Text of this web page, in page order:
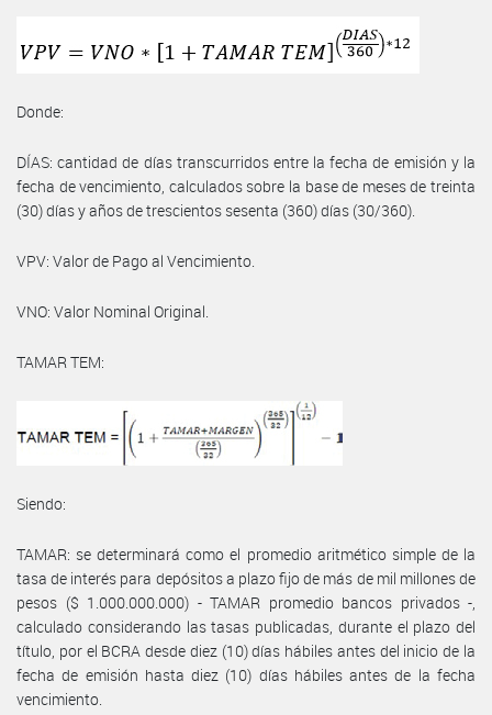
Donde:
DÍAS: cantidad de días transcurridos entre la fecha de emisión y la
fecha de vencimiento, calculados sobre la base de meses de treinta
(30) días y años de trescientos sesenta (360) días (30/360).
VPV: Valor de Pago al Vencimiento.
VNO: Valor Nominal Original.
TAMAR TEM:
Siendo:
TAMAR: se determinará como el promedio aritmético simple de la
tasa de interés para depósitos a plazo fijo de más de mil millones de
pesos ($ 1.000.000.000) - TAMAR promedio bancos privados -,
calculado considerando las tasas publicadas, durante el plazo del
título, por el BCRA desde diez (10) días hábiles antes del inicio de la
fecha de emisión hasta diez (10) días hábiles antes de la fecha
vencimiento.